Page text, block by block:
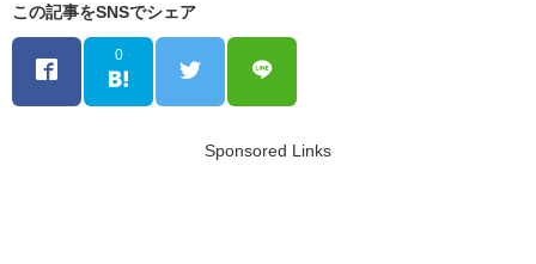
この記事をSNSでシェア
0
Sponsored Links